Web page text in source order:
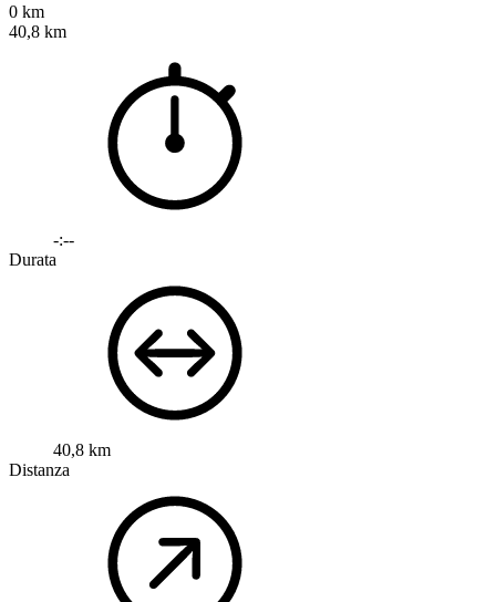
0 km
40,8 km
-:--
Durata
40,8 km
Distanza